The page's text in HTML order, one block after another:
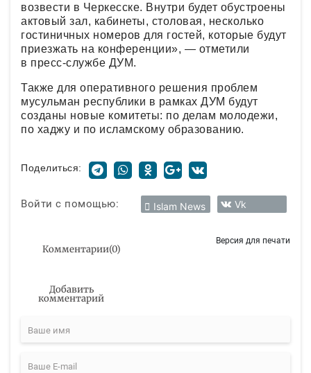
возвести в Черкесске. Внутри будет обустроены
актовый зал, кабинеты, столовая, несколько
гостиничных номеров для гостей, которые будут
приезжать на конференции», — отметили
в пресс-службе ДУМ.
Также для оперативного решения проблем
мусульман республики в рамках ДУМ будут
созданы новые комитеты: по делам молодежи,
по хаджу и по исламскому образованию.
Поделиться:
Войти с помощью: Islam News Vk
Комментарии(0)
Версия для печати
Добавить
комментарий